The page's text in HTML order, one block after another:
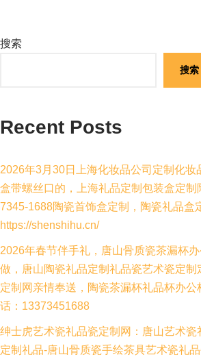
搜索
搜索
Recent Posts
2026年3月30日上海化妆品公司定制化妆
盒带螺丝口的，上海礼品定制包装盒定制
7345-1688陶瓷首饰盒定制，陶瓷礼品盒
https://shenshihu.cn/
2026年春节伴手礼，唐山骨质瓷茶漏杯
做，唐山陶瓷礼品定制礼品瓷艺术瓷定制
定制网亲情奉送，陶瓷茶漏杯礼品杯办
话：13373451688
绅士虎艺术瓷礼品瓷定制网：唐山艺术瓷
定制礼品-唐山骨质瓷手绘茶具艺术瓷礼